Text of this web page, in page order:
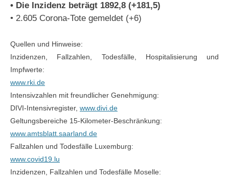
• Die Inzidenz beträgt 1892,8 (+181,5)
• 2.605 Corona-Tote gemeldet (+6)
Quellen und Hinweise:
Inzidenzen, Fallzahlen, Todesfälle, Hospitalisierung und
Impfwerte:
www.rki.de
Intensivzahlen mit freundlicher Genehmigung:
DIVI-Intensivregister, www.divi.de
Geltungsbereiche 15-Kilometer-Beschränkung:
www.amtsblatt.saarland.de
Fallzahlen und Todesfälle Luxemburg:
www.covid19.lu
Inzidenzen, Fallzahlen und Todesfälle Moselle: